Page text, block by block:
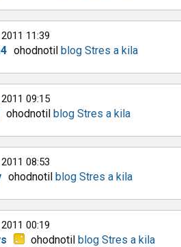
11:39
ohodnotilblog Stres a kila
09:15
ohodnotilblog Stres a kila
08:53
ohodnotilblog Stres a kila
00:19
ohodnotilblog Stres a kila